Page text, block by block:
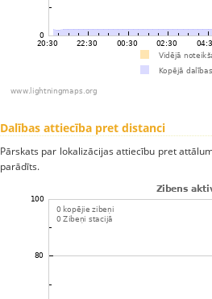
Dalības attiecība pret distanci
Pārskats par lokalizācijas attiecību pret
parādīts.